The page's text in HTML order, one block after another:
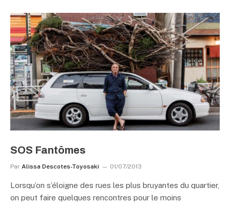
SOS Fantômes
Par Alissa Descotes-Toyosaki 01/07/2013
Lorsqu’on s’éloigne des rues les plus bruyantes du quartier,
on peut faire quelques rencontres pour le moins